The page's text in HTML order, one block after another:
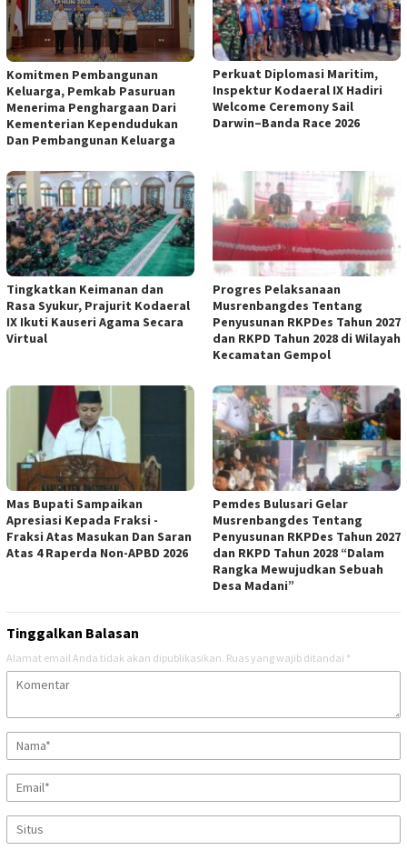
Komitmen Pembangunan
Keluarga, Pemkab Pasuruan
Menerima Penghargaan Dari
Kementerian Kependudukan
Dan Pembangunan Keluarga
Perkuat Diplomasi Maritim,
Inspektur Kodaeral IX Hadiri
Welcome Ceremony Sail
Darwin–Banda Race 2026
Tingkatkan Keimanan dan
Rasa Syukur, Prajurit Kodaeral
IX Ikuti Kauseri Agama Secara
Virtual
Progres Pelaksanaan
Musrenbangdes Tentang
Penyusunan RKPDes Tahun 2027
dan RKPD Tahun 2028 di Wilayah
Kecamatan Gempol
Mas Bupati Sampaikan
Apresiasi Kepada Fraksi -
Fraksi Atas Masukan Dan Saran
Atas 4 Raperda Non-APBD 2026
Pemdes Bulusari Gelar
Musrenbangdes Tentang
Penyusunan RKPDes Tahun 2027
dan RKPD Tahun 2028 “Dalam
Rangka Mewujudkan Sebuah
Desa Madani”
Tinggalkan Balasan
Alamat email Anda tidak akan dipublikasikan. Ruas yang wajib ditandai *